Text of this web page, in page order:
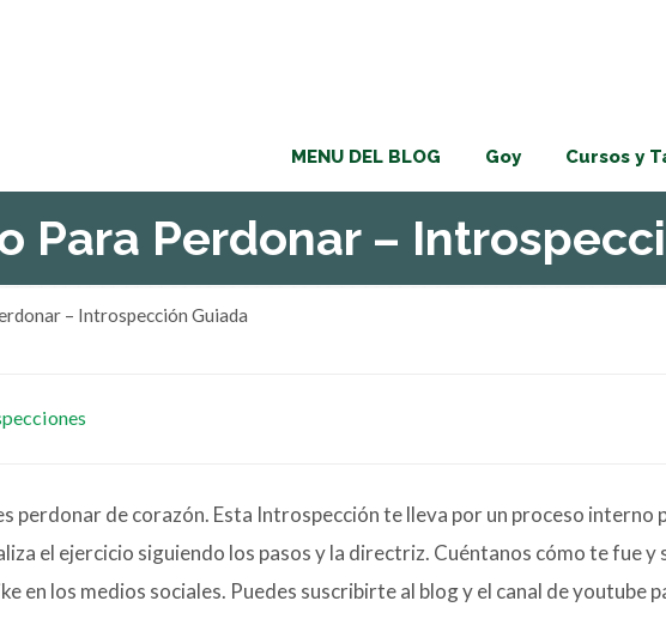
MENU DEL BLOG Goy Cursos y
Para Perdonar –
– Introspección Guiada
perdonar de corazón. Esta Introspección te lleva por un proceso
el ejercicio siguiendo los pasos y la directriz. Cuéntanos cómo te fue
en los medios sociales. Puedes suscribirte al blog y el canal de